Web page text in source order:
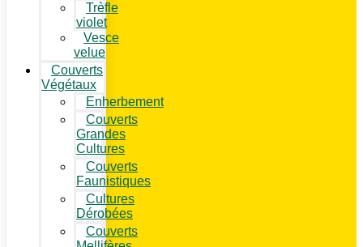
Trèfle
violet
Vesce
velue
Couverts
Végétaux
Enherbement
Couverts
Grandes
Cultures
Couverts
Faunistiques
Cultures
Dérobées
Couverts